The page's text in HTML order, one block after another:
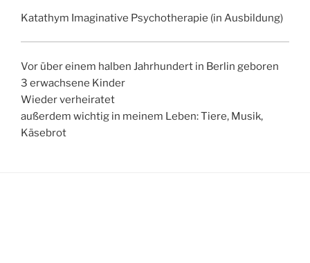
Katathym Imaginative Psychotherapie (in Ausbildung)
Vor über einem halben Jahrhundert in Berlin geboren
3 erwachsene Kinder
Wieder verheiratet
außerdem wichtig in meinem Leben: Tiere, Musik,
Käsebrot